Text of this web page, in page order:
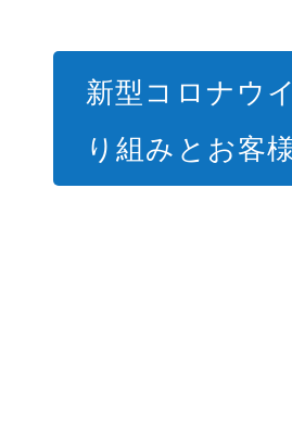
新型コロナウ
り組みとお客